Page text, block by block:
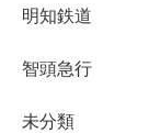
明知鉄道
智頭急行
未分類